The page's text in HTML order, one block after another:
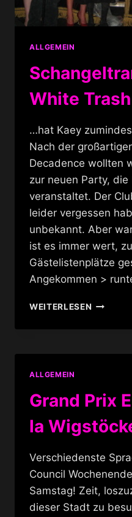
ALLGEMEIN
White Trash
…hat Kaey
Nach der
Decadence wollten
zur neuen Party, die
veranstaltet. Der
leider vergessen
unbekannt. Aber
ist es immer wert,
Gästelistenplätze
Angekommen >
WEITERLESEN
WHITE
ALLGEMEIN
Grand Prix
la
Verschiedenste
Council
Samstag! Zeit,
dieser Stadt zu